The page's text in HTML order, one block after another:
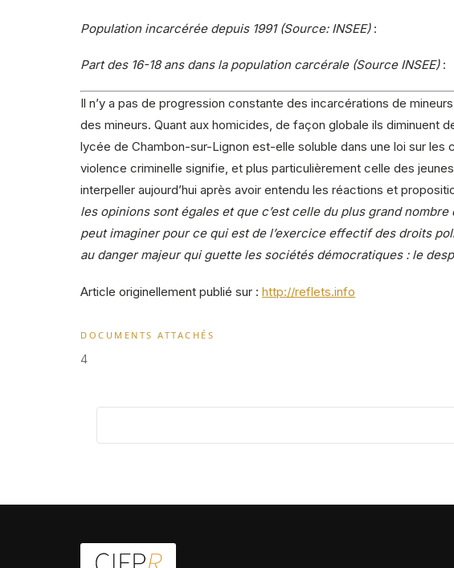
Population incarcérée depuis 1991 (Source: INSEE):
Part des 16-18 ans dans la population carcérale (Source INSEE):
Il n’y a pas de progression constante des incarcérations de
des mineurs. Quant aux homicides, de façon globale ils diminuent
lycée de Chambon-sur-Lignon est-elle soluble dans une loi sur
violence criminelle signifie, et plus particulièrement celle des
interpeller aujourd’hui après avoir entendu les réactions et
les opinions sont égales et que c’est celle du plus grand
peut imaginer pour ce qui est de l’exercice effectif des droits
au danger majeur qui guette les sociétés démocratiques : le
Article originellement publié sur : http://reflets.info
DOCUMENTS ATTACHÉS
4